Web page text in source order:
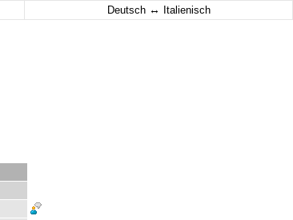
Deutsch ↔ Italienisch